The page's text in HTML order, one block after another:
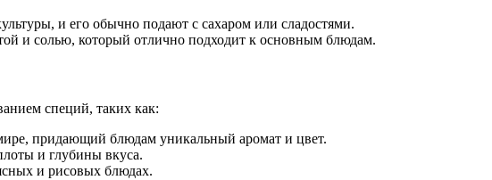
и его обычно подают с сахаром или сладостями.
и солью, который отлично подходит к основным блюдам.
специй, таких как:
придающий блюдам уникальный аромат и цвет.
и глубины вкуса.
и рисовых блюдах.